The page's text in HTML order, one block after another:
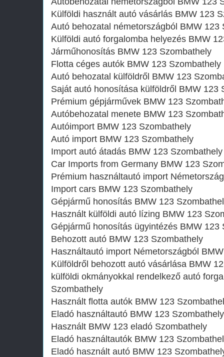
Külföldi használt autó vásárlás BMW 123
Autó behozatal németországból BMW 123
Külföldi autó forgalomba helyezés BMW
Járműhonosítás BMW 123 Szombathely
Flotta céges autók BMW 123 Szombathely
Autó behozatal külföldről BMW 123
Saját autó honosítása külföldről BMW 123
Prémium gépjárművek BMW 123
Autóbehozatal menete BMW 123
Autóimport BMW 123 Szombathely
Autó import BMW 123 Szombathely
Import autó átadás BMW 123 Szombathely
Car Imports from Germany BMW 123
Prémium használtautó import
Import cars BMW 123 Szombathely
Gépjármű honosítás BMW 123
Használt külföldi autó lízing BMW 123
Gépjármű honosítás ügyintézés BMW 123
Behozott autó BMW 123 Szombathely
Használtautó import Németországból
Külföldről behozott autó vásárlása BMW
külföldi okmányokkal rendelkező autó
Szombathely
Használt flotta autók BMW 123
Eladó használtautó BMW 123 Szombathely
Használt BMW 123 eladó Szombathely
Eladó használtautók BMW 123
Eladó használt autó BMW 123